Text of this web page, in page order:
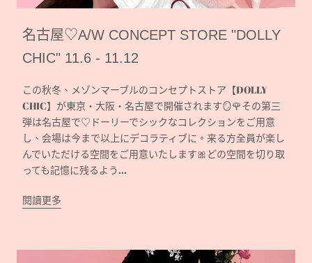
名古屋♡A/W CONCEPT STORE "DOLLY
CHIC" 11.6 - 11.12
この秋冬、メゾンマーブルのコンセプトストア【DOLLY
CHIC】が東京・大阪・名古屋で開催されます🪞🌹その第三
弾は名古屋で♡ドーリーでシックなコレクションをご用意
し、会場は今まで以上にデコラティブに。来る方全員が楽し
んでいただける空間をご用意いたします🎀どの空間を切り取
っても記憶に残るよう...
閱讀更多